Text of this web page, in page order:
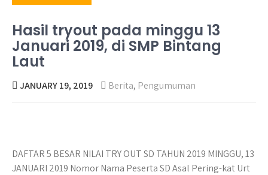
Hasil tryout pada minggu 13
Januari 2019, di SMP Bintang
Laut
JANUARY 19, 2019 Berita, Pengumuman
DAFTAR 5 BESAR NILAI TRY OUT SD TAHUN 2019 MINGGU, 13
JANUARI 2019 Nomor Nama Peserta SD Asal Pering-kat Urt